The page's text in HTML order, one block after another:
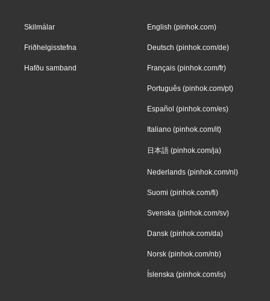
Skilmálar
Friðhelgisstefna
Hafðu samband
English (pinhok.com)
Deutsch (pinhok.com/de)
Français (pinhok.com/fr)
Português (pinhok.com/pt)
Español (pinhok.com/es)
Italiano (pinhok.com/it)
日本語 (pinhok.com/ja)
Nederlands (pinhok.com/nl)
Suomi (pinhok.com/fi)
Svenska (pinhok.com/sv)
Dansk (pinhok.com/da)
Norsk (pinhok.com/nb)
Íslenska (pinhok.com/is)